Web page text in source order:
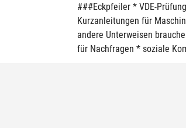
###Eckpfeiler * VDE-
Kurzanleitungen für
andere Unterweisen
für Nachfragen * soziale